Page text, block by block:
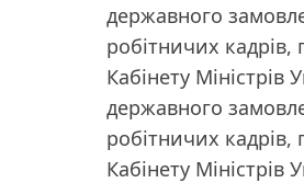
державного
робітничих кадрів,
Кабінету
державного
робітничих кадрів,
Кабінету